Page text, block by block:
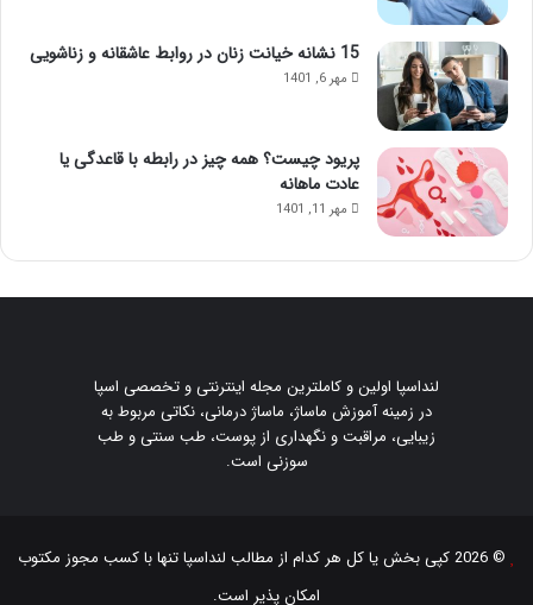
15 نشانه خیانت زنان در روابط عاشقانه و زناشویی
مهر 6, 1401
پریود چیست؟ همه چیز در رابطه با قاعدگی یا
عادت ماهانه
مهر 11, 1401
لنداسپا اولین و کاملترین مجله اینترنتی و تخصصی اسپا
در زمینه آموزش ماساژ، ماساژ درمانی، نکاتی مربوط به
زیبایی، مراقبت و نگهداری از پوست، طب سنتی و طب
سوزنی است.
© 2026 کپی بخش یا کل هر کدام از مطالب لنداسپاتنها با کسب مجوز مکتوب
امکان پذیر است.